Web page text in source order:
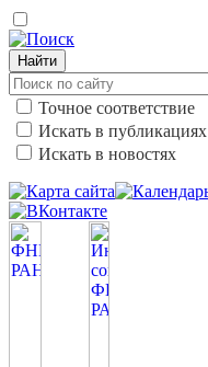
Найти
Точное соответствие
Искать в публикациях
Искать в новостях